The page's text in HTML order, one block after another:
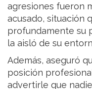
agresiones fueron
acusado, situación
profundamente su
la aisló de su
Además, aseguró
posición
advertirle que